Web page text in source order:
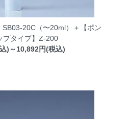
SB03-20C（〜20ml）＋【ポン
プタイプ】Z-200
)～10,892円(税込)